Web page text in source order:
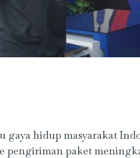
gaya hidup masyarakat
pengiriman paket